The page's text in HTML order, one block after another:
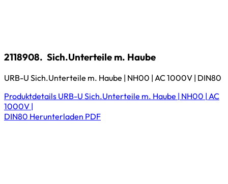
2118908. Sich.Unterteile m. Haube
URB-U Sich.Unterteile m. Haube | NH00 | AC 1000V | DIN80
Produktdetails URB-U Sich.Unterteile m. Haube | NH00 | AC
1000V |
DIN80 Herunterladen PDF